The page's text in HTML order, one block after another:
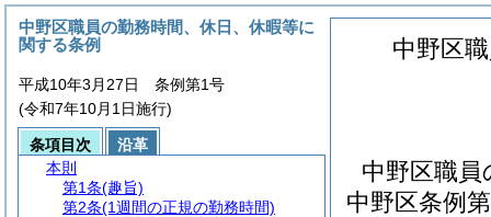
中野区
中野区職
中野区条例
中野区職員の勤務時間、休日、休暇等に
関する条例
平成10年3月27日 条例第1号
(令和7年10月1日施行)
条項目次
沿革
本則
第1条(趣旨)
第2条(1週間の正規の勤務時間)